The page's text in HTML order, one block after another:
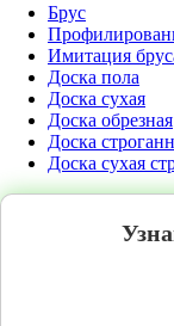
Брус
Имитация
Доска пола
Доска сухая
Доска обрезная
Доска
Доска сухая